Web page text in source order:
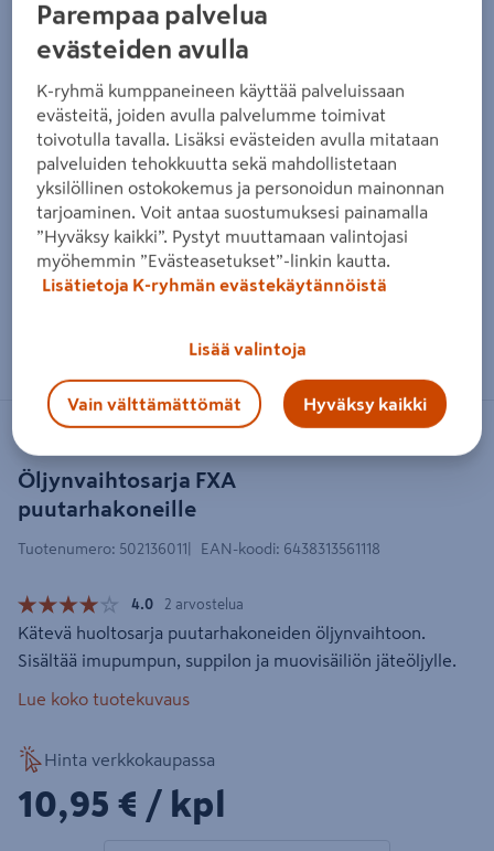
Öljynvaihtosarja FXA
puutarhakoneille
Tuotenumero: 502136011 EAN-koodi: 6438313561118
4.0 2 arvostelua
Kätevä huoltosarja puutarhakoneiden öljynvaihtoon.
Sisältää imupumpun, suppilon ja muovisäiliön jäteöljylle.
Lue koko tuotekuvaus
Hinta verkkokaupassa
10,95€/kpl
10,95 € / kpl
Parempaa palvelua
evästeiden avulla
K-ryhmä kumppaneineen käyttää palveluissaan
evästeitä, joiden avulla palvelumme toimivat
toivotulla tavalla. Lisäksi evästeiden avulla mitataan
palveluiden tehokkuutta sekä mahdollistetaan
yksilöllinen ostokokemus ja personoidun mainonnan
tarjoaminen. Voit antaa suostumuksesi painamalla
”Hyväksy kaikki”. Pystyt muuttamaan valintojasi
myöhemmin ”Evästeasetukset”-linkin kautta.
Lisätietoja K-ryhmän evästekäytännöistä
Lisää valintoja
Vain välttämättömät Hyväksy kaikki